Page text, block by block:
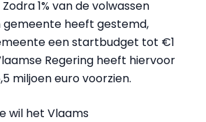
1% van de volwassen
gemeente heeft gestemd,
een startbudget tot €1
Regering heeft hiervoor
miljoen euro voorzien.
wil het Vlaams